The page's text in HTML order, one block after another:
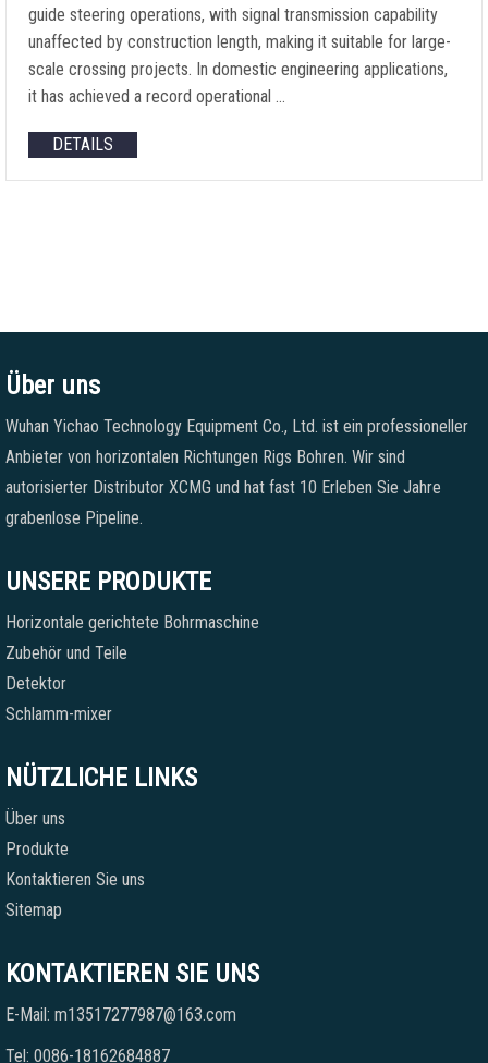
guide steering operations, with signal transmission capability
unaffected by construction length, making it suitable for large-
scale crossing projects. In domestic engineering applications,
it has achieved a record operational …
DETAILS
Über uns
Wuhan Yichao Technology Equipment Co., Ltd. ist ein professioneller
Anbieter von horizontalen Richtungen Rigs Bohren. Wir sind
autorisierter Distributor XCMG und hat fast 10 Erleben Sie Jahre
grabenlose Pipeline.
UNSERE PRODUKTE
Horizontale gerichtete Bohrmaschine
Zubehör und Teile
Detektor
Schlamm-mixer
NÜTZLICHE LINKS
Über uns
Produkte
Kontaktieren Sie uns
Sitemap
KONTAKTIEREN SIE UNS
E-Mail: m13517277987@163.com
Tel: 0086-18162684887